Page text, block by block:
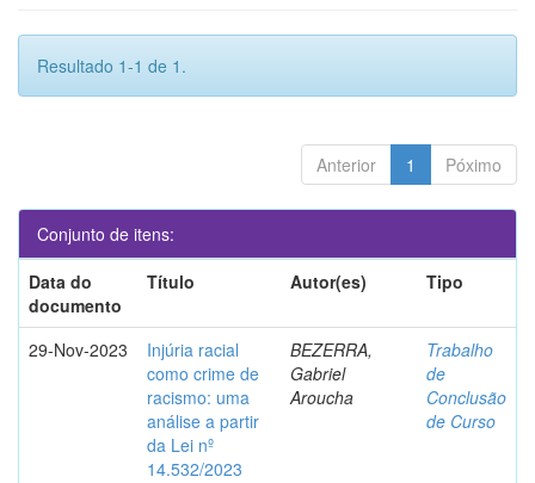
Resultado 1-1 de 1.
Anterior 1 Póximo
Conjunto de itens:
Data do
documento
Título Autor(es) Tipo
29-Nov-2023
Injúria racial
como crime de
racismo: uma
análise a partir
da Lei nº
14.532/2023
BEZERRA,
Gabriel
Aroucha
Trabalho
de
Conclusão
de Curso